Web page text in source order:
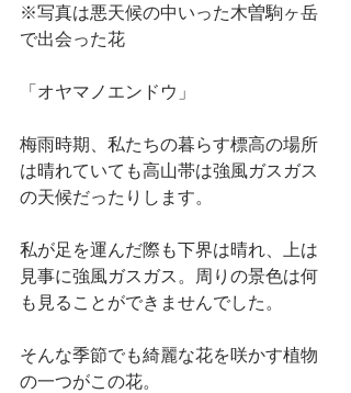
※写真は悪天候の中いった木曽駒ヶ岳
で出会った花
「オヤマノエンドウ」
梅雨時期、私たちの暮らす標高の場所
は晴れていても高山帯は強風ガスガス
の天候だったりします。
私が足を運んだ際も下界は晴れ、上は
見事に強風ガスガス。周りの景色は何
も見ることができませんでした。
そんな季節でも綺麗な花を咲かす植物
の一つがこの花。